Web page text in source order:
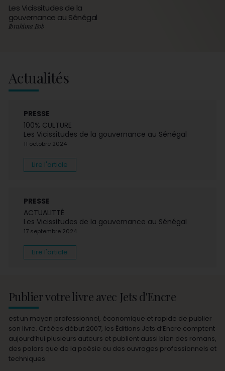
Les Vicissitudes de la
gouvernance au Sénégal
Ibrahima Bob
Actualités
PRESSE
100% CULTURE
Les Vicissitudes de la gouvernance au Sénégal
11 octobre 2024
Lire l'article
PRESSE
ACTUALITTÉ
Les Vicissitudes de la gouvernance au Sénégal
17 septembre 2024
Lire l'article
Publier votre livre avec Jets d'Encre
est un moyen professionnel, économique et rapide de publier
son livre. Créées début 2007, les Éditions Jets d’Encre comptent
aujourd’hui plusieurs auteurs et publient aussi bien des romans,
des polars que de la poésie ou des ouvrages professionnels et
techniques.